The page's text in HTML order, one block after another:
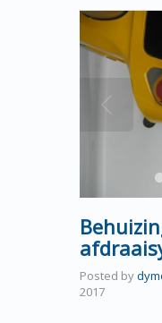
Posted by
2017